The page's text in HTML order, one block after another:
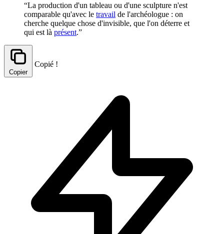
“La production d'un tableau ou d'une sculpture n'est
comparable qu'avec le travail de l'archéologue : on
cherche quelque chose d'invisible, que l'on déterre et
qui est là présent.”
Copier
Copié !